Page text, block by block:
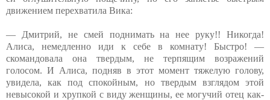
движением перехватила Вика:
— Дмитрий, не смей поднимать на нее руку!! Никогда!
Алиса, немедленно иди к себе в комнату! Быстро! —
скомандовала она твердым, не терпящим возражений
голосом. И Алиса, подняв в этот момент тяжелую голову,
увидела, как под спокойным, но твердым взглядом этой
невысокой и хрупкой с виду женщины, ее могучий отец как-